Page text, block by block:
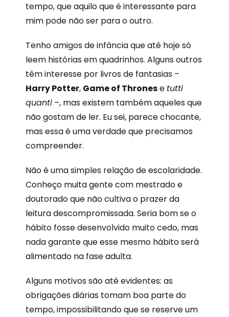
tempo, que aquilo que é interessante para
mim pode não ser para o outro.
Tenho amigos de infância que até hoje só
leem histórias em quadrinhos. Alguns outros
têm interesse por livros de fantasias –
Harry Potter, Game of Thronese tutti
quanti –, mas existem também aqueles que
não gostam de ler. Eu sei, parece chocante,
mas essa é uma verdade que precisamos
compreender.
Não é uma simples relação de escolaridade.
Conheço muita gente com mestrado e
doutorado que não cultiva o prazer da
leitura descompromissada. Seria bom se o
hábito fosse desenvolvido muito cedo, mas
nada garante que esse mesmo hábito será
alimentado na fase adulta.
Alguns motivos são até evidentes: as
obrigações diárias tomam boa parte do
tempo, impossibilitando que se reserve um